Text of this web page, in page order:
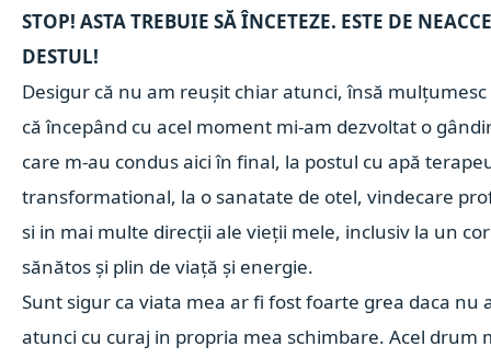
STOP! ASTA TREBUIE SĂ ÎNCETEZE. ESTE DE
DESTUL!
Desigur că nu am reușit chiar atunci, însă
că începând cu acel moment mi-am dezvoltat o
care m-au condus aici în final, la postul cu apă
transformational, la o sanatate de otel, vindecare
si in mai multe direcții ale vieții mele, inclusiv la un
sănătos și plin de viață și energie.
Sunt sigur ca viata mea ar fi fost foarte grea daca nu
atunci cu curaj in propria mea schimbare. Acel drum